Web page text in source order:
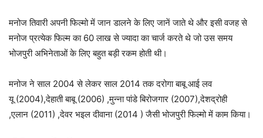
मनोज तिवारी अपनी फिल्मो में जान डालने के लिए जानें जाते थे और इसी वजह से
मनोज प्रत्येक फिल्म का 60 लाख से ज्यादा का चार्ज करते थे जो उस समय
भोजपुरी अभिनेताओं के लिए बहुत बड़ी रकम होती थी।
मनोज ने साल 2004 से लेकर साल 2014 तक दरोगा बाबू आई लव
यू (2004),देहाती बाबू (2006) ,मुन्ना पांडे बिरोजगार (2007),देशद्रोही
,एलान (2011) ,देवर भइल दीवाना (2014 ) जैसी भोजपुरी फिल्मो में काम किया।